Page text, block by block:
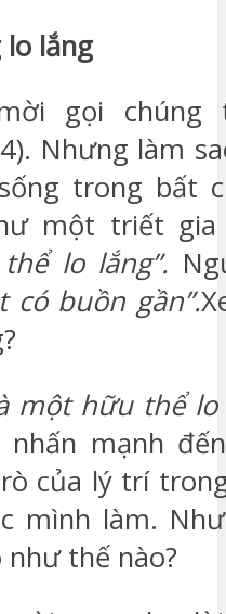
lắng
gọi
Nhưng làm
trong bất
một triết
lo lắng”.
có buồn gần”.
một hữu thể lo
nhấn mạnh
của lý trí
mình làm.
như thế nào?